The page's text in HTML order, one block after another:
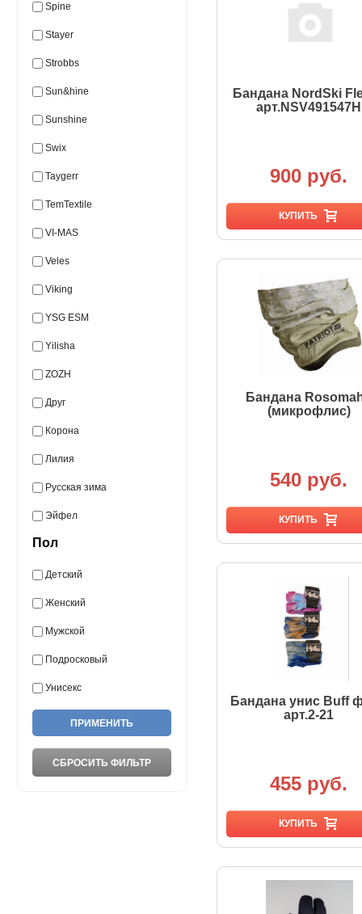
Spine
Stayer
Strobbs
Sun&hine
Sunshine
Swix
Taygerr
TemTextile
VI-MAS
Veles
Viking
YSG ESM
Yilisha
ZOZH
Друг
Корона
Лилия
Русская зима
Эйфел
Пол
Детский
Женский
Мужской
Подросковый
Унисекс
Бандана NordSki
арт.NSV491547Н
900 руб.
КУПИТЬ
Бандана
(микрофлис)
540 руб.
КУПИТЬ
Бандана унис Buff
арт.2-21
455 руб.
КУПИТЬ